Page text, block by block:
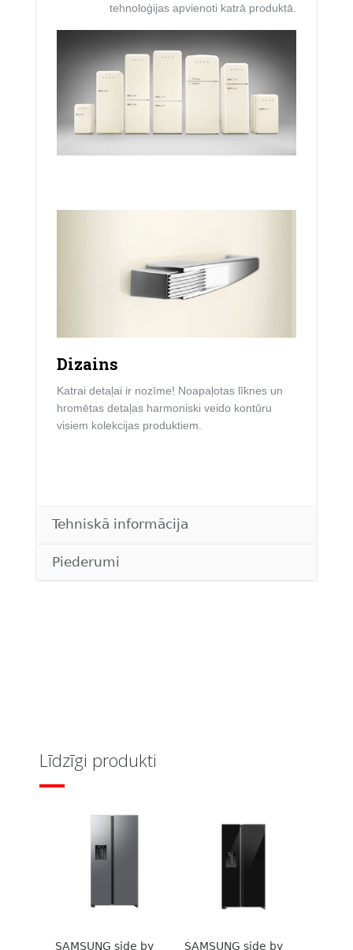
tehnoloģijas apvienoti katrā produktā.
Dizains
Katrai detaļai ir nozīme! Noapaļotas līknes un
hromētas detaļas harmoniski veido kontūru
visiem kolekcijas produktiem.
Tehniskā informācija
Piederumi
Līdzīgi produkti
SAMSUNG side by SAMSUNG side by